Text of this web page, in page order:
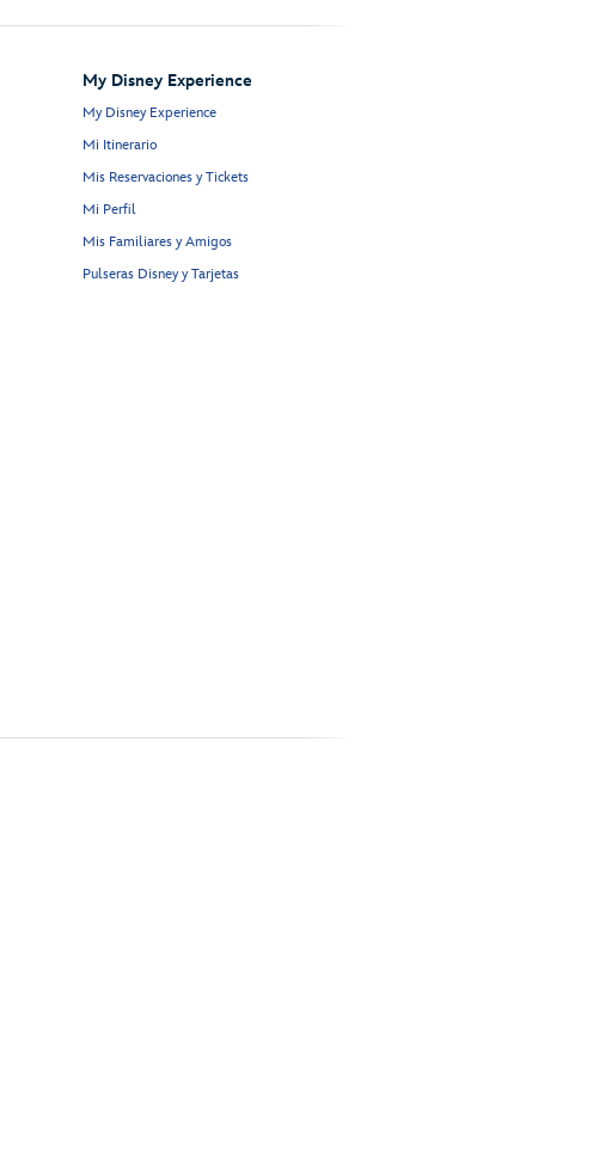
My Disney Experience
My Disney Experience
Mi Itinerario
Mis Reservaciones y Tickets
Mi Perfil
Mis Familiares y Amigos
Pulseras Disney y Tarjetas